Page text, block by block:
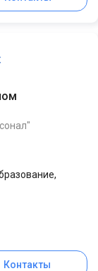
Контакты